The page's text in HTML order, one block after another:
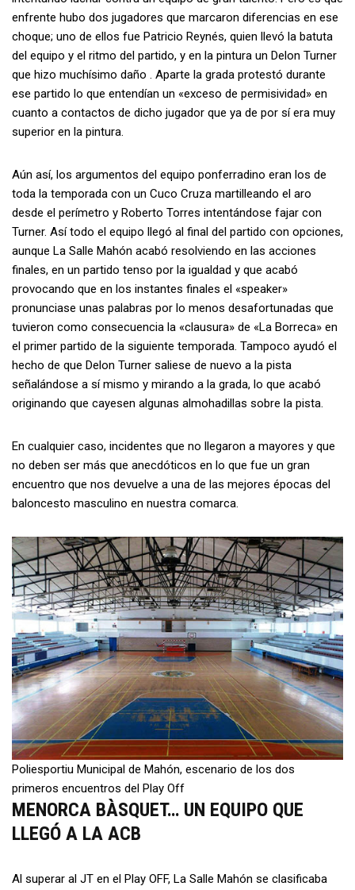
enfrente hubo dos jugadores que marcaron diferencias en ese
choque; uno de ellos fue Patricio Reynés, quien llevó la batuta
del equipo y el ritmo del partido, y en la pintura un Delon Turner
que hizo muchísimo daño . Aparte la grada protestó durante
ese partido lo que entendían un «exceso de permisividad» en
cuanto a contactos de dicho jugador que ya de por sí era muy
superior en la pintura.
Aún así, los argumentos del equipo ponferradino eran los de
toda la temporada con un Cuco Cruza martilleando el aro
desde el perímetro y Roberto Torres intentándose fajar con
Turner. Así todo el equipo llegó al final del partido con opciones,
aunque La Salle Mahón acabó resolviendo en las acciones
finales, en un partido tenso por la igualdad y que acabó
provocando que en los instantes finales el «speaker»
pronunciase unas palabras por lo menos desafortunadas que
tuvieron como consecuencia la «clausura» de «La Borreca» en
el primer partido de la siguiente temporada. Tampoco ayudó el
hecho de que Delon Turner saliese de nuevo a la pista
señalándose a sí mismo y mirando a la grada, lo que acabó
originando que cayesen algunas almohadillas sobre la pista.
En cualquier caso, incidentes que no llegaron a mayores y que
no deben ser más que anecdóticos en lo que fue un gran
encuentro que nos devuelve a una de las mejores épocas del
baloncesto masculino en nuestra comarca.
Poliesportiu Municipal de Mahón, escenario de los dos
primeros encuentros del Play Off
MENORCA BÀSQUET… UN EQUIPO QUE
LLEGÓ A LA ACB
Al superar al JT en el Play OFF, La Salle Mahón se clasificaba